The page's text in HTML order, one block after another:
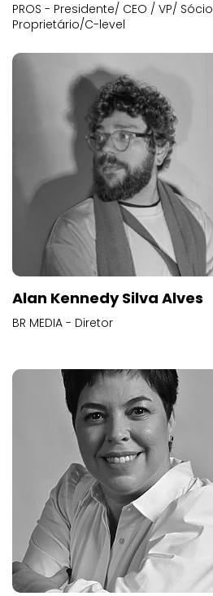
PROS - Presidente/ CEO / VP/ Sócio
Proprietário/C-level
Alan Kennedy Silva Alves
BR MEDIA - Diretor